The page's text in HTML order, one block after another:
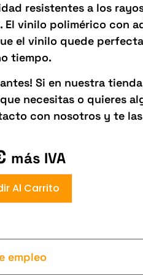
resistentes a los
El vinilo polimérico con
el vinilo quede
tiempo.
Si en nuestra
necesitas o quieres
con nosotros y te
más IVA
Al Carrito
empleo